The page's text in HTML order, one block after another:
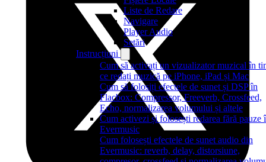
Liste de Redare
Navigare
Player Audio
Setări
Instrucțiuni
Cum să activați un vizualizator muzical în
ce redați muzică pe iPhone, iPad și Mac
Cum să folosiți efectele de sunet și DSP în
Flacbox: Compressor, Freeverb, Crossfeed,
Echo, normalizarea volumului și altele
Cum activezi și folosești redarea fără pauze
Evermusic
Cum folosești efectele de sunet audio din
Evermusic: reverb, delay, distorsiune,